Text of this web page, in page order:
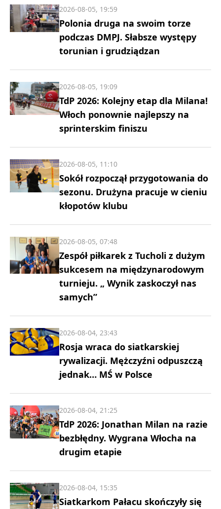
Polonia druga na swoim torze
podczas DMPJ. Słabsze występy
torunian i grudziądzan
2026-08-05, 19:59
TdP 2026: Kolejny etap dla Milana!
Włoch ponownie najlepszy na
sprinterskim finiszu
2026-08-05, 19:09
Sokół rozpoczął przygotowania do
sezonu. Drużyna pracuje w cieniu
kłopotów klubu
2026-08-05, 11:10
Zespół piłkarek z Tucholi z dużym
sukcesem na międzynarodowym
turnieju. „ Wynik zaskoczył nas
samych”
2026-08-05, 07:48
Rosja wraca do siatkarskiej
rywalizacji. Mężczyźni odpuszczą
jednak… MŚ w Polsce
2026-08-04, 23:43
TdP 2026: Jonathan Milan na razie
bezbłędny. Wygrana Włocha na
drugim etapie
2026-08-04, 21:25
Siatkarkom Pałacu skończyły się
2026-08-04, 15:35